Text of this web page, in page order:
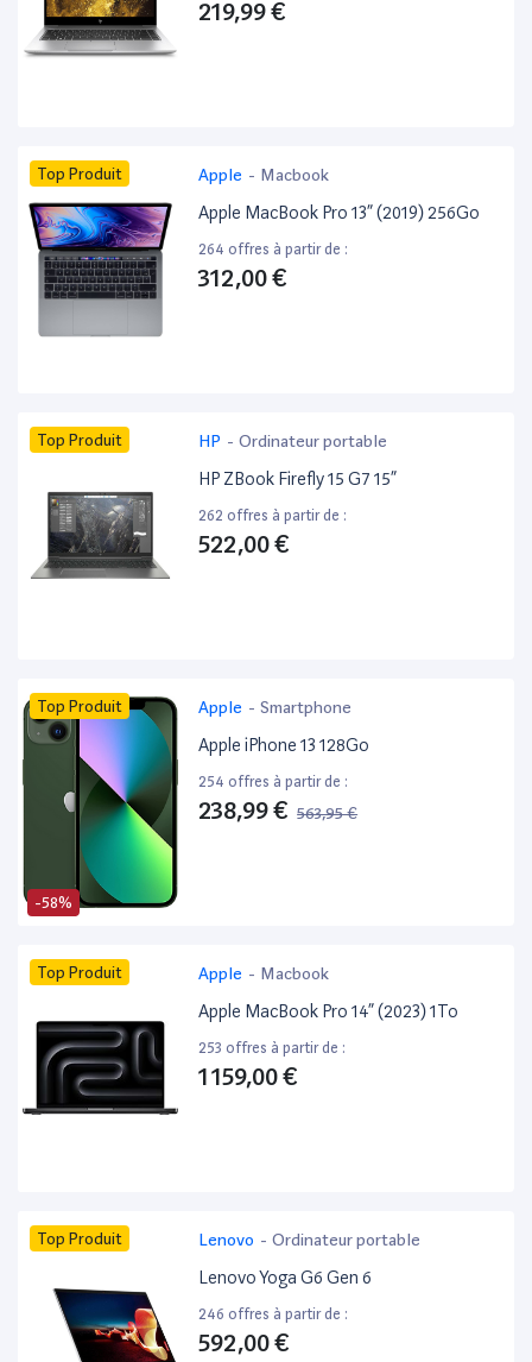
219,99 €
Top Produit Apple - Macbook
Apple MacBook Pro 13” (2019) 256Go
264 offres à partir de :
312,00 €
Top Produit HP - Ordinateur portable
HP ZBook Firefly 15 G7 15”
262 offres à partir de :
522,00 €
-58%
Top Produit Apple - Smartphone
Apple iPhone 13 128Go
254 offres à partir de :
238,99 € 563,95 €
Top Produit Apple - Macbook
Apple MacBook Pro 14” (2023) 1To
253 offres à partir de :
1 159,00 €
Top Produit Lenovo - Ordinateur portable
Lenovo Yoga G6 Gen 6
246 offres à partir de :
592,00 €